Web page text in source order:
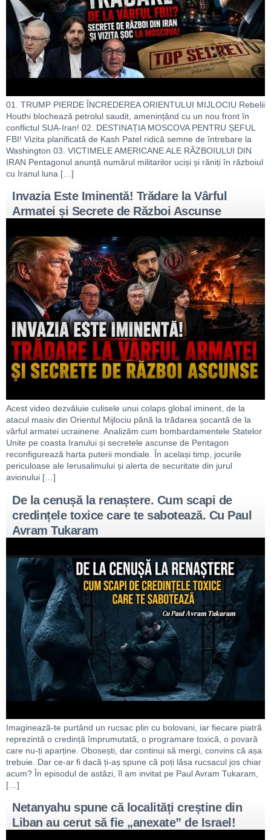
01. TRUMP PIERDE ÎNCREDEREA ORIENTULUI MIJLOCIU Rebelii
Houthi blochează petrolul saudit, amenințând cu un nou front în
conflictul SUA-Iran! 02. DESTINAȚIA MOSCOVA PENTRU ȘEFUL
FBI! Vizita planificată de Kash Patel ridică semne de întrebare la
Washington 03. VICTIMELE AMERICANE ALE RĂZBOIULUI DIN
IRAN Pentagonul anunță numărul militarilor uciși și răniți în războiul
cu Iranul luna […]
Invazia Este Iminentă! Trădare la Vârful
Armatei și Secrete de Război Ascunse
Acest video dezvăluie culisele unui colaps global iminent, de la
atacul masiv din Orientul Mijlociu până la trădarea șocantă de la
vârful armatei ucrainene. Analizăm cum bombardamentele Statelor
Unite pe coasta Iranului și secretele ascunse de Pentagon
reconfigurează harta puterii mondiale. În același timp, jocurile
periculoase ale Ierusalimului și alerta de securitate din jurul
avionului […]
De la cenușă la renaștere. Cum scapi de
credințele toxice care te sabotează. Cu Paul
Avram Tukaram
Imaginează-te purtând un rucsac plin cu bolovani, iar fiecare piatră
reprezintă o credință împrumutată, o programare toxică, o povară
care nu-ți aparține. Obosești, dar continui să mergi, convins că așa
trebuie. Dar ce-ar fi dacă ți-aș spune că poți lăsa rucsacul jos chiar
acum? În episodul de astăzi, îl am invitat pe Paul Avram Tukaram,
[…]
Netanyahu spune că localități creștine din
Liban au cerut să fie „anexate” de Israel!